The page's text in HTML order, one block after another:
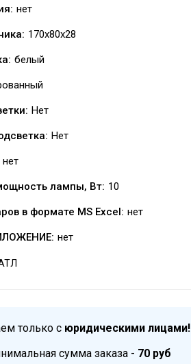
нет
170x80x28
белый
Нет
Нет
нет
лампы, Вт: 10
в формате MS Excel: нет
нет
только с юридическими лицами!
сумма заказа - 70 руб